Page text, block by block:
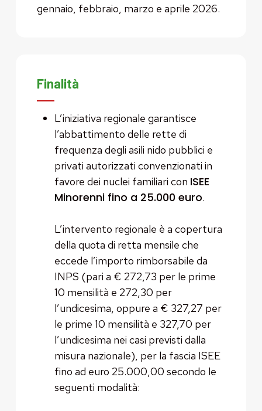
gennaio, febbraio, marzo e aprile 2026.
Finalità
L’iniziativa regionale garantisce
l’abbattimento delle rette di
frequenza degli asili nido pubblici e
privati autorizzati convenzionati in
favore dei nuclei familiari con ISEE
Minorenni fino a 25.000 euro.
L’intervento regionale è a copertura
della quota di retta mensile che
eccede l’importo rimborsabile da
INPS (pari a € 272,73 per le prime
10 mensilità e 272,30 per
l’undicesima, oppure a € 327,27 per
le prime 10 mensilità e 327,70 per
l’undicesima nei casi previsti dalla
misura nazionale), per la fascia ISEE
fino ad euro 25.000,00 secondo le
seguenti modalità: